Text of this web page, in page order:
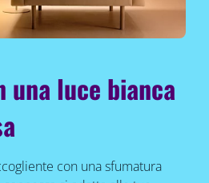
una luce bianca
con una sfumatura